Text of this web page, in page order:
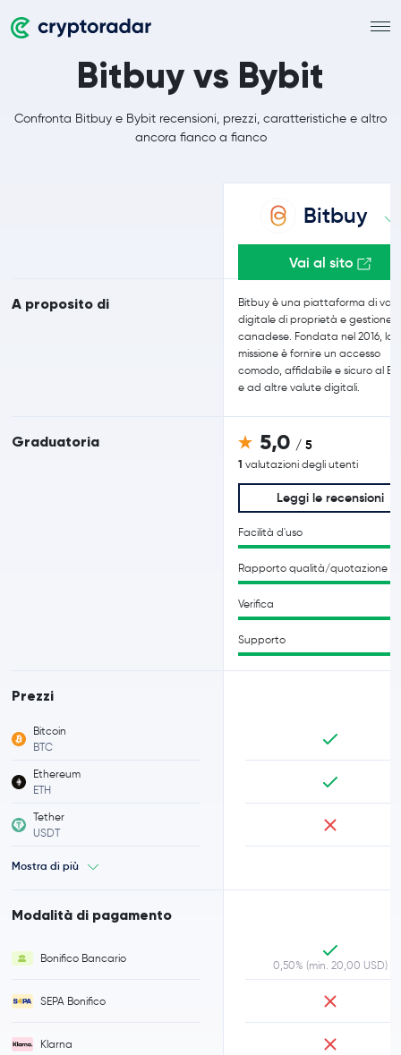
Bitbuy vs Bybit
Confronta Bitbuy e Bybit recensioni, prezzi, caratteristiche e altro
ancora fianco a fianco
A proposito di
Graduatoria
Prezzi
Bitcoin
BTC
Ethereum
ETH
Tether
USDT
Mostra di più
Modalità di pagamento
Bonifico Bancario
SEPA Bonifico
Klarna
Bitbuy
Vai al sito
Bitbuy è una piattaforma di
digitale di proprietà e gestione
canadese. Fondata nel 2016, la
missione è fornire un accesso
comodo, affidabile e sicuro al
e ad altre valute digitali.
5,0 / 5
1valutazioni degli utenti
Leggi le recensioni
Facilità d'uso
Rapporto qualità/quotazione
Verifica
Supporto
0,50% (min. 20,00 USD)